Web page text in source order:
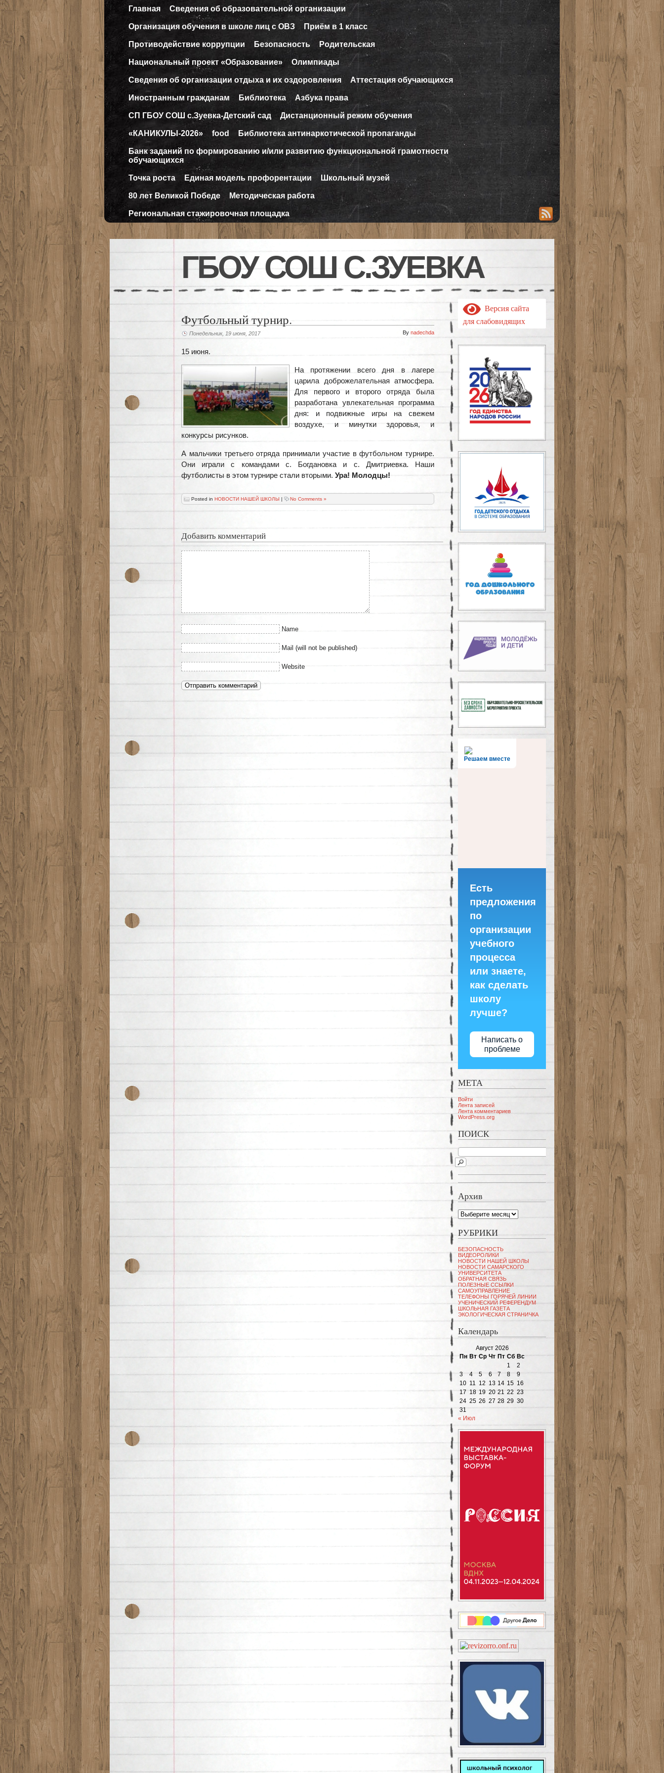
Главная Сведения об образовательной организации
Организация обучения в школе лиц с ОВЗ Приём в 1 класс
Противодействие коррупции Безопасность Родительская
Национальный проект «Образование» Олимпиады
Сведения об организации отдыха и их оздоровления Аттестация обучающихся
Иностранным гражданам Библиотека Азбука права
СП ГБОУ СОШ с.Зуевка-Детский сад Дистанционный режим обучения
«КАНИКУЛЫ-2026» food Библиотека антинаркотической пропаганды
Банк заданий по формированию и/или развитию функциональной грамотности
обучающихся
Точка роста Единая модель профорентации Школьный музей
80 лет Великой Победе Методическая работа
Региональная стажировочная площадка
ГБОУ СОШ С.ЗУЕВКА
Футбольный турнир.
By nadechda
Понедельник, 19 июня, 2017
15 июня.
На протяжении всего дня в лагере
царила доброжелательная атмосфера.
Для первого и второго отряда была
разработана увлекательная программа
дня: и подвижные игры на свежем
воздухе, и минутки здоровья, и
конкурсы рисунков.
А мальчики третьего отряда принимали участие в футбольном турнире.
Они играли с командами с. Богдановка и с. Дмитриевка. Наши
футболисты в этом турнире стали вторыми. Ура! Молодцы!
Posted in НОВОСТИ НАШЕЙ ШКОЛЫ | No Comments »
Добавить комментарий
Name
Mail (will not be published)
Website
Версия сайта
для слабовидящих
Решаем вместе
Есть
предложения
по
организации
учебного
процесса
или знаете,
как сделать
школу
лучше?
Написать о
проблеме
МЕТА
Войти
Лента записей
Лента комментариев
WordPress.org
ПОИСК
Архив
Архив
РУБРИКИ
БЕЗОПАСНОСТЬ
ВИДЕОРОЛИКИ
НОВОСТИ НАШЕЙ ШКОЛЫ
НОВОСТИ САМАРСКОГО
УНИВЕРСИТЕТА
ОБРАТНАЯ СВЯЗЬ
ПОЛЕЗНЫЕ ССЫЛКИ
САМОУПРАВЛЕНИЕ
ТЕЛЕФОНЫ ГОРЯЧЕЙ ЛИНИИ
УЧЕНИЧЕСКИЙ РЕФЕРЕНДУМ
ШКОЛЬНАЯ ГАЗЕТА
ЭКОЛОГИЧЕСКАЯ СТРАНИЧКА
Календарь
Август 2026
Пн Вт Ср Чт Пт Сб Вс
1
2
3
4 5 6 7 8
9
10 11 12 13 14 15 16
17 18 19 20 21 22 23
24 25 26 27 28 29 30
31
« Июл